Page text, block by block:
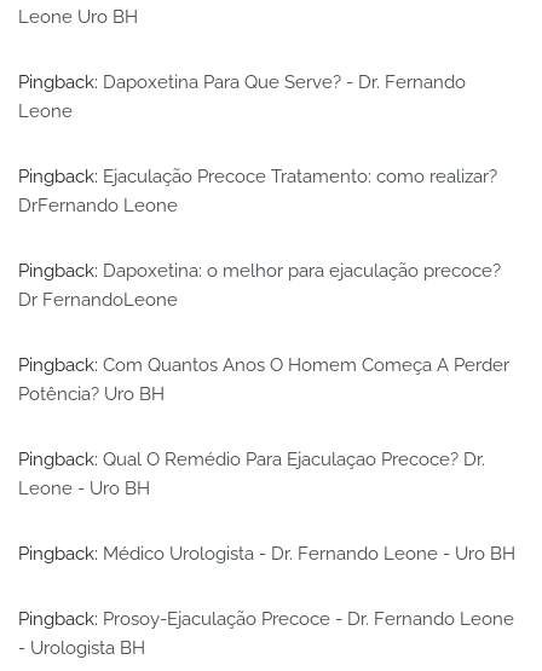
Leone Uro BH
Pingback: Dapoxetina Para Que Serve? - Dr. Fernando
Leone
Pingback: Ejaculação Precoce Tratamento: como realizar?
DrFernando Leone
Pingback: Dapoxetina: o melhor para ejaculação precoce?
Dr FernandoLeone
Pingback: Com Quantos Anos O Homem Começa A Perder
Potência? Uro BH
Pingback: Qual O Remédio Para Ejaculaçao Precoce? Dr.
Leone - Uro BH
Pingback: Médico Urologista - Dr. Fernando Leone - Uro BH
Pingback: Prosoy-Ejaculação Precoce - Dr. Fernando Leone
- Urologista BH